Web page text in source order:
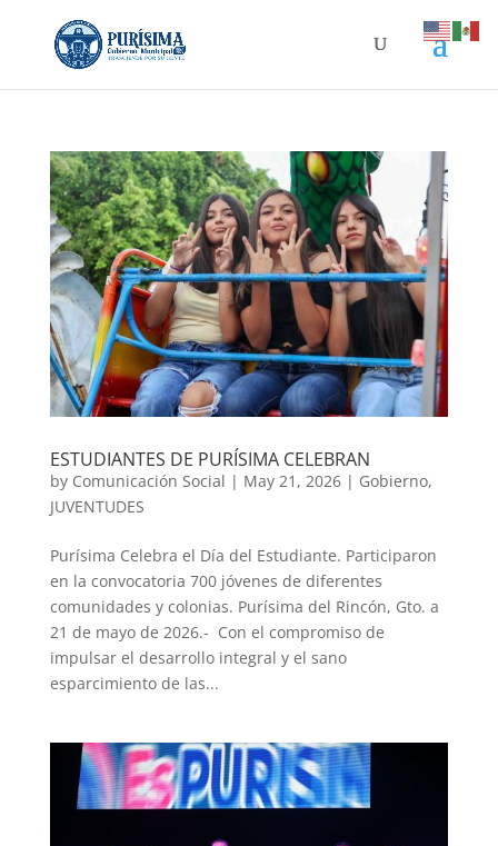
ESTUDIANTES DE PURÍSIMA CELEBRAN
by Comunicación Social | May 21, 2026| Gobierno,
JUVENTUDES
Purísima Celebra el Día del Estudiante. Participaron
en la convocatoria 700 jóvenes de diferentes
comunidades y colonias. Purísima del Rincón, Gto. a
21 de mayo de 2026.- Con el compromiso de
impulsar el desarrollo integral y el sano
esparcimiento de las...